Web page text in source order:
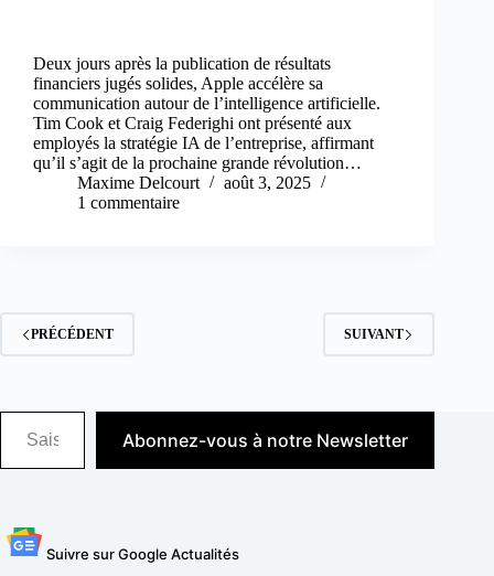
Deux jours après la publication de résultats
financiers jugés solides, Apple accélère sa
communication autour de l’intelligence artificielle.
Tim Cook et Craig Federighi ont présenté aux
employés la stratégie IA de l’entreprise, affirmant
qu’il s’agit de la prochaine grande révolution…
Maxime Delcourt
août 3, 2025
1 commentaire
PRÉCÉDENT SUIVANT
Saisissez votre adresse e-mail…
Abonnez-vous à notre Newsletter
Suivre sur Google Actualités